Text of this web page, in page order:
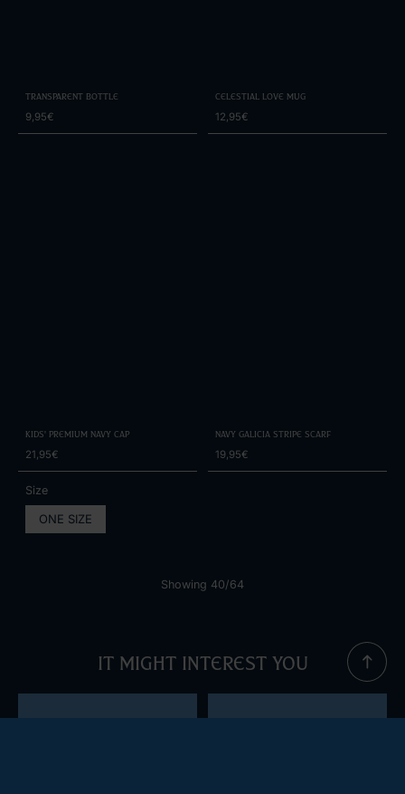
Transparent Bottle
9,95€
Celestial Love Mug
12,95€
Kids' Premium Navy Cap
21,95€
Size
ONE SIZE
Navy Galicia Stripe Scarf
19,95€
Showing 40/64
It might interest you